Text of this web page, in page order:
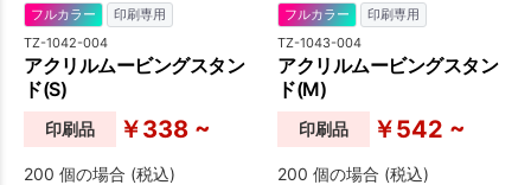
フルカラー 印刷専用
TZ-1042-004
アクリルムービングスタン
ド(S)
印刷品 ￥338 ~
200 個の場合 (税込)
フルカラー 印刷専用
TZ-1043-004
アクリルムービングスタン
ド(M)
印刷品 ￥542 ~
200 個の場合 (税込)